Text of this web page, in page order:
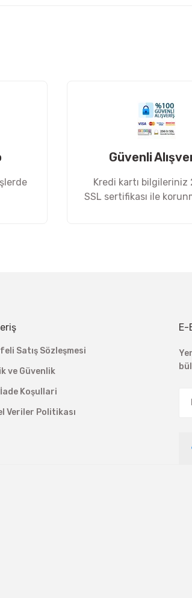
Güvenli
Kredi kartı bilgileriniz
SSL sertifikası ile
Satış Sözleşmesi
ve Güvenlik
Koşullari
Veriler Politikası
E-